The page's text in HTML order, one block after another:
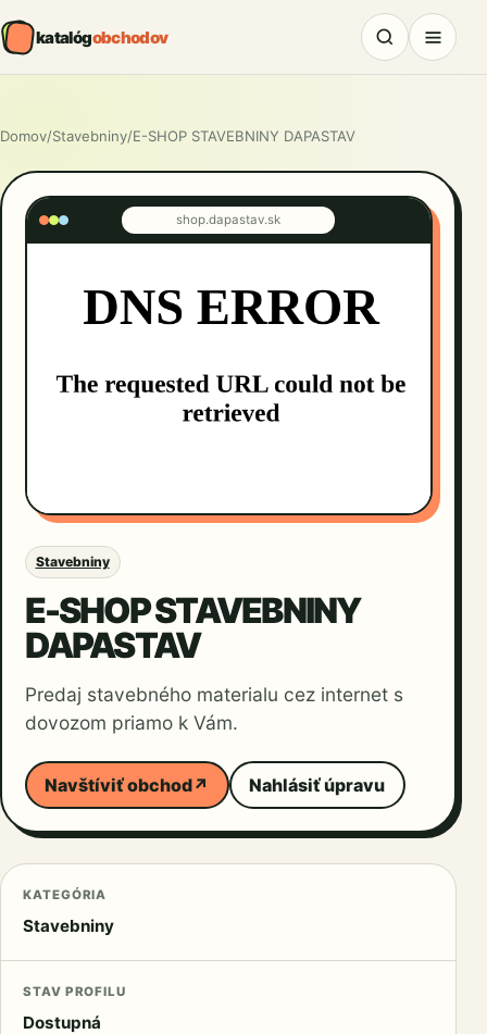
katalógobchodov
Domov/Stavebniny/E-SHOP STAVEBNINY DAPASTAV
shop.dapastav.sk
Stavebniny
E-SHOP STAVEBNINY
DAPASTAV
Predaj stavebného materialu cez internet s
dovozom priamo k Vám.
Navštíviť obchod↗ Nahlásiť úpravu
KATEGÓRIA
Stavebniny
STAV PROFILU
Dostupná